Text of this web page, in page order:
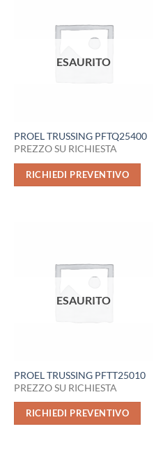
ESAURITO
PROEL TRUSSING PFTQ25400
PREZZO SU RICHIESTA
RICHIEDI PREVENTIVO
ESAURITO
PROEL TRUSSING PFTT25010
PREZZO SU RICHIESTA
RICHIEDI PREVENTIVO